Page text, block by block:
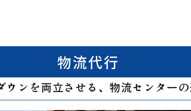
物流代行
ウンを両立させる、物流センター